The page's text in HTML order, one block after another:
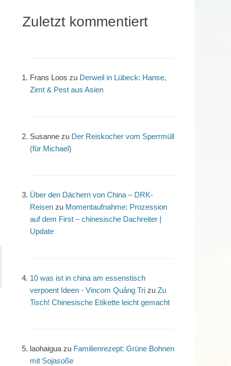
Zuletzt kommentiert
Frans Loos zu Derweil in Lübeck: Hanse,
Zimt & Pest aus Asien
Susanne zu Der Reiskocher vom Sperrmüll
(für Michael)
Über den Dächern von China – DRK-
Reisen zu Momentaufnahme: Prozession
auf dem First – chinesische Dachreiter |
Update
10 was ist in china am essenstisch
verpoent Ideen - Vincom Quảng Trị zu Zu
Tisch! Chinesische Etikette leicht gemacht
laohaigua zu Familienrezept: Grüne Bohnen
mit Sojasoße